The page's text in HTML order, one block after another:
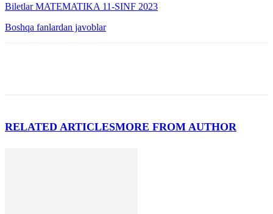
Biletlar MATEMATIKA 11-SINF 2023
Boshqa fanlardan javoblar
RELATED ARTICLESMORE FROM AUTHOR